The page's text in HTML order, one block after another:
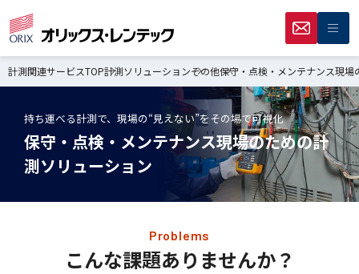
計測関連サービスTOP計測ソリューションその他保守・点検・メンテナンス現
持ち運べる計測で、現場の“見えない”をその場で可視化
保守・点検・メンテナンス現場のための計
測ソリューション
こんな課題ありませんか？
Problems